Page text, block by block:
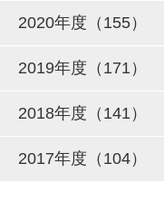
2020年度（155）
2019年度（171）
2018年度（141）
2017年度（104）